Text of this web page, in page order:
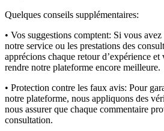
Quelques conseils supplémentaires:
• Vos suggestions comptent: Si vous
notre service ou les prestations des
apprécions chaque retour d’expérience et
rendre notre plateforme encore meilleure.
• Protection contre les faux avis: Pour
notre plateforme, nous appliquons des
nous assurer que chaque commentaire
consultation.